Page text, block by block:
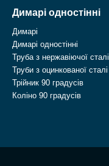
Димарі одностінні
Димарі
Димарі одностінні
Труба з нержавіючої сталі
Труби з оцинкованої сталі
Трійник 90 градусів
Коліно 90 градусів